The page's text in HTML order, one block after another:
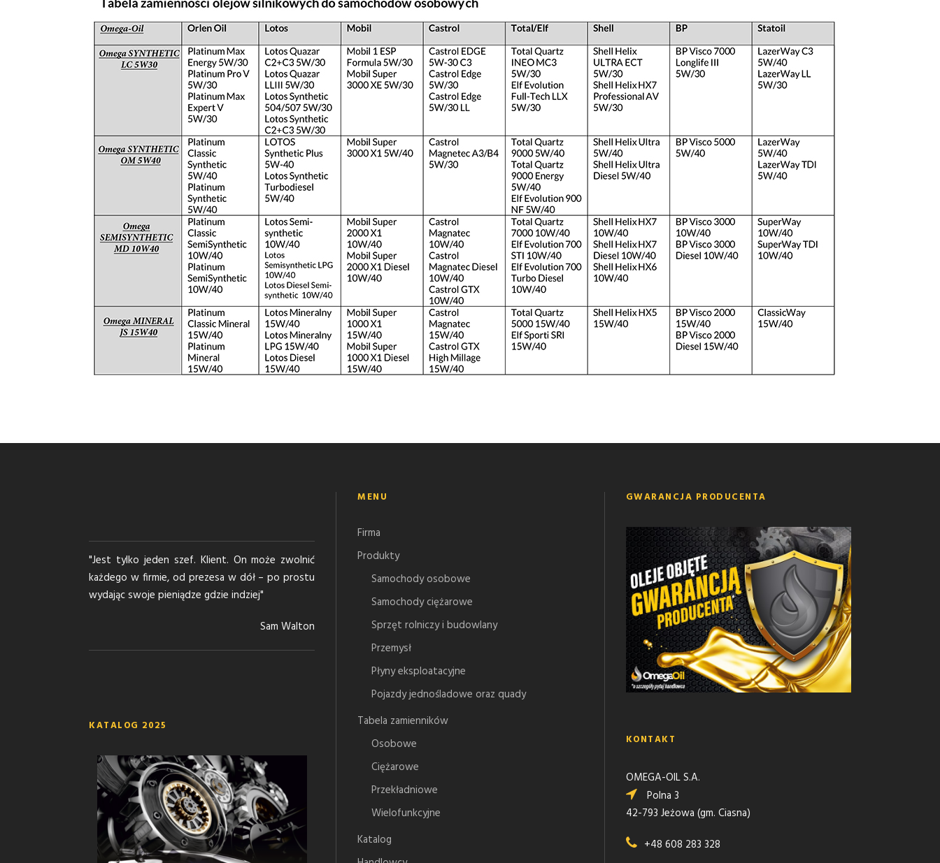
"Jest tylko jeden szef. Klient. On może zwolnić
każdego w firmie, od prezesa w dół – po prostu
wydając swoje pieniądze gdzie indziej"
Sam Walton
KATALOG 2025
MENU
Firma
Produkty
Samochody osobowe
Samochody ciężarowe
Sprzęt rolniczy i budowlany
Przemysł
Płyny eksploatacyjne
Pojazdy jednośladowe oraz quady
Tabela zamienników
Osobowe
Ciężarowe
Przekładniowe
Wielofunkcyjne
Katalog
GWARANCJA PRODUCENTA
KONTAKT
OMEGA-OIL S.A.
Polna 3
42-793 Jeżowa (gm. Ciasna)
+48 608 283 328